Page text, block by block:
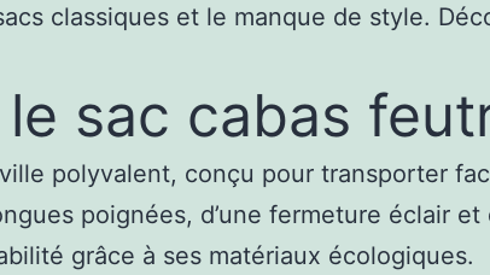
classiques et le manque de style.
sac cabas
polyvalent, conçu pour transporter
poignées, d’une fermeture éclair
grâce à ses matériaux écologiques.